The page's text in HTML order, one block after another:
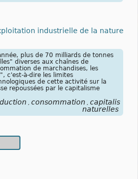
industrielle de la nature
plus de 70 milliards de tonnes
diverses aux chaînes de
de marchandises, les
c'est-à-dire les limites
de cette activité sur la
repoussées par le capitalisme
consommation capitalisme
naturelles